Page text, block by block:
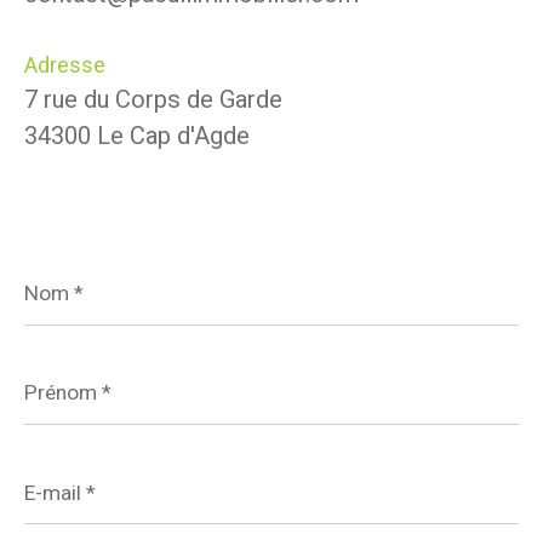
Adresse
7 rue du Corps de Garde
34300 Le Cap d'Agde
*
*
mail
*